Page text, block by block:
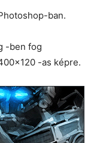
ban.
-ben fog
-as képre.